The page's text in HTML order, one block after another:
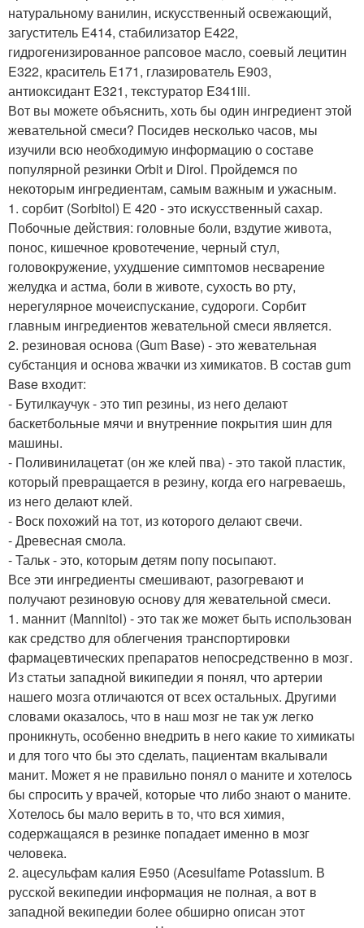
натуральному ванилин, искусственный освежающий,
загуститель E414, стабилизатор E422,
гидрогенизированное рапсовое масло, соевый лецитин
E322, краситель E171, глазирователь E903,
антиоксидант E321, текстуратор E341iii.
Вот вы можете объяснить, хоть бы один ингредиент этой
жевательной смеси? Посидев несколько часов, мы
изучили всю необходимую информацию о составе
популярной резинки Orbit и Dirol. Пройдемся по
некоторым ингредиентам, самым важным и ужасным.
1. сорбит (Sorbitol) Е 420 - это искусственный сахар.
Побочные действия: головные боли, вздутие живота,
понос, кишечное кровотечение, черный стул,
головокружение, ухудшение симптомов несварение
желудка и астма, боли в животе, сухость во рту,
нерегулярное мочеиспускание, судороги. Сорбит
главным ингредиентов жевательной смеси является.
2. резиновая основа (Gum Base) - это жевательная
субстанция и основа жвачки из химикатов. В состав gum
Base входит:
- Бутилкаучук - это тип резины, из него делают
баскетбольные мячи и внутренние покрытия шин для
машины.
- Поливинилацетат (он же клей пва) - это такой пластик,
который превращается в резину, когда его нагреваешь,
из него делают клей.
- Воск похожий на тот, из которого делают свечи.
- Древесная смола.
- Тальк - это, которым детям попу посыпают.
Все эти ингредиенты смешивают, разогревают и
получают резиновую основу для жевательной смеси.
1. маннит (Mannitol) - это так же может быть использован
как средство для облегчения транспортировки
фармацевтических препаратов непосредственно в мозг.
Из статьи западной википедии я понял, что артерии
нашего мозга отличаются от всех остальных. Другими
словами оказалось, что в наш мозг не так уж легко
проникнуть, особенно внедрить в него какие то химикаты
и для того что бы это сделать, пациентам вкалывали
манит. Может я не правильно понял о маните и хотелось
бы спросить у врачей, которые что либо знают о маните.
Хотелось бы мало верить в то, что вся химия,
содержащаяся в резинке попадает именно в мозг
человека.
2. ацесульфам калия E950 (Acesulfame Potassium. В
русской векипедии информация не полная, а вот в
западной векипедии более обширно описан этот